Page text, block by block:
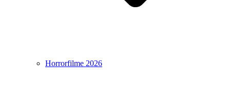
Horrorfilme 2026